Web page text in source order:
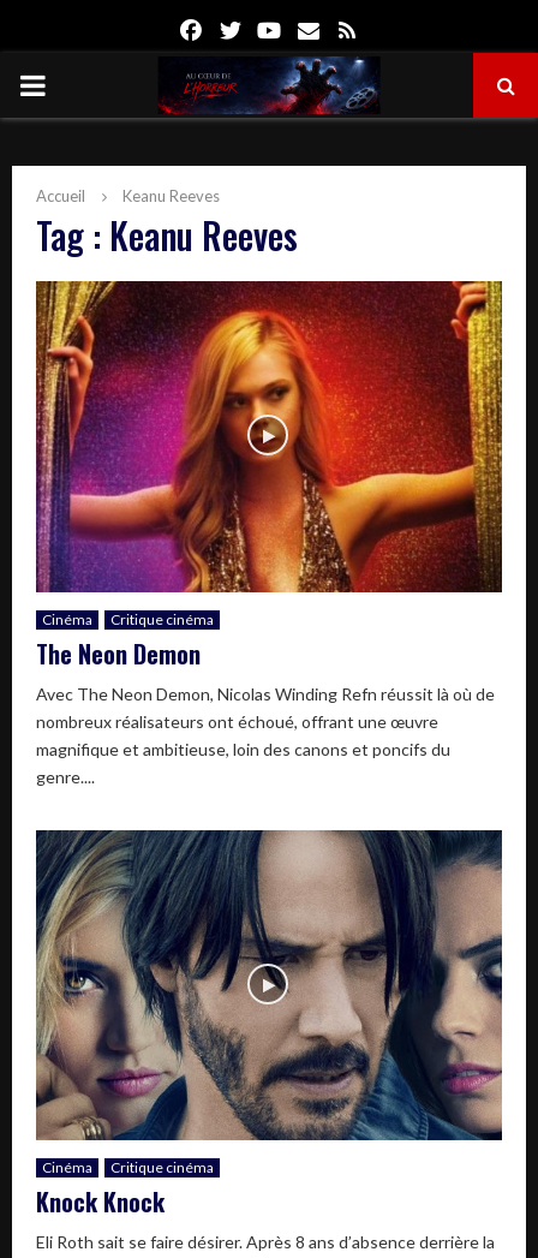
FacebookTwitterYoutube
Email
PRIMARY
Accueil Keanu Reeves
Tag : Keanu Reeves
Cinéma Critique cinéma
The Neon Demon
Avec The Neon Demon, Nicolas Winding Refn réussit là où de
nombreux réalisateurs ont échoué, offrant une œuvre
magnifique et ambitieuse, loin des canons et poncifs du
genre....
Cinéma Critique cinéma
Knock Knock
Eli Roth sait se faire désirer. Après 8 ans d’absence derrière la